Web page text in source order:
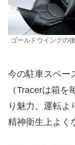
ゴールドウイングの
今の駐車スペー
（Tracerは箱
り魅力。運転よ
精神衛生上よく